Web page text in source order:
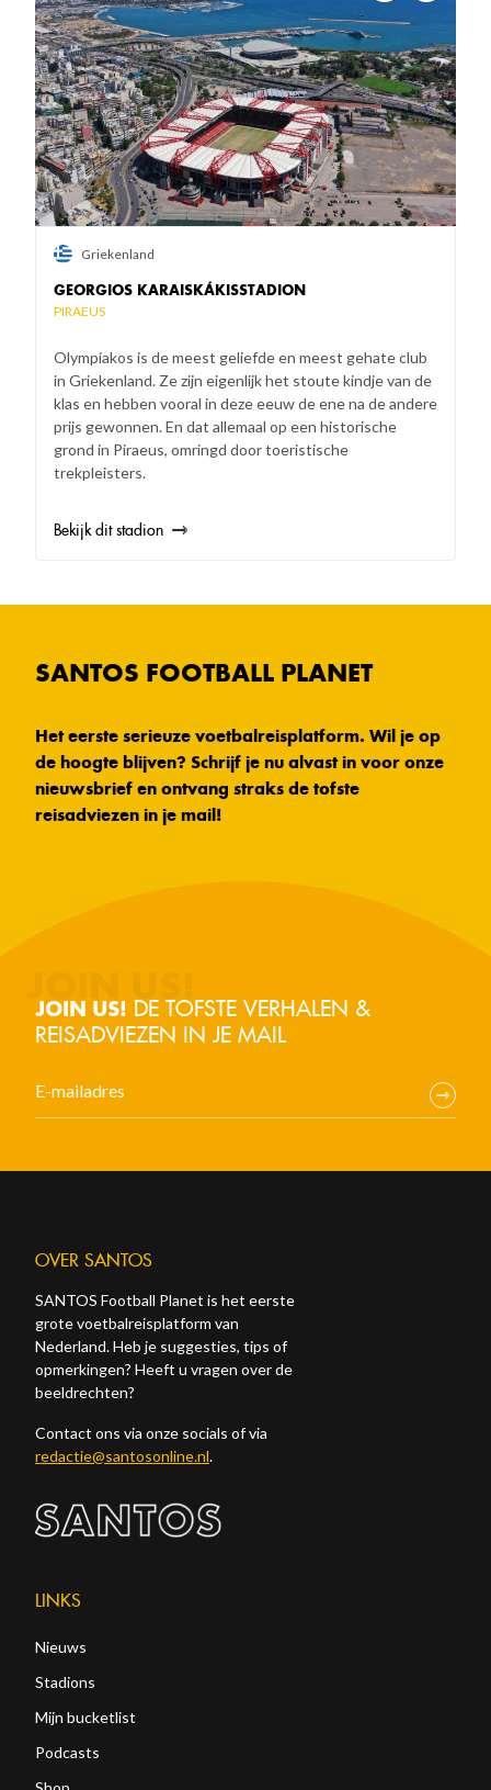
GEORGIOS KARAISKÁKISSTADION
PIRAEUS
Olympiakos is de meest geliefde en meest gehate club
in Griekenland. Ze zijn eigenlijk het stoute kindje van de
klas en hebben vooral in deze eeuw de ene na de andere
prijs gewonnen. En dat allemaal op een historische
grond in Piraeus, omringd door toeristische
trekpleisters.
Griekenland
Bekijk dit stadion
SANTOS FOOTBALL PLANET
Het eerste serieuze voetbalreisplatform. Wil je op
de hoogte blijven? Schrijf je nu alvast in voor onze
nieuwsbrief en ontvang straks de tofste
reisadviezen in je mail!
JOIN US! DE TOFSTE VERHALEN &
REISADVIEZEN IN JE MAIL
OVER SANTOS
SANTOS Football Planet is het eerste
grote voetbalreisplatform van
Nederland. Heb je suggesties, tips of
opmerkingen? Heeft u vragen over de
beeldrechten?
Contact ons via onze socials of via
redactie@santosonline.nl.
LINKS
Nieuws
Stadions
Mijn bucketlist
Podcasts